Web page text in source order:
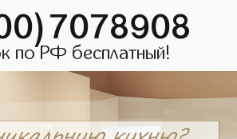
по РФ бесплатный!